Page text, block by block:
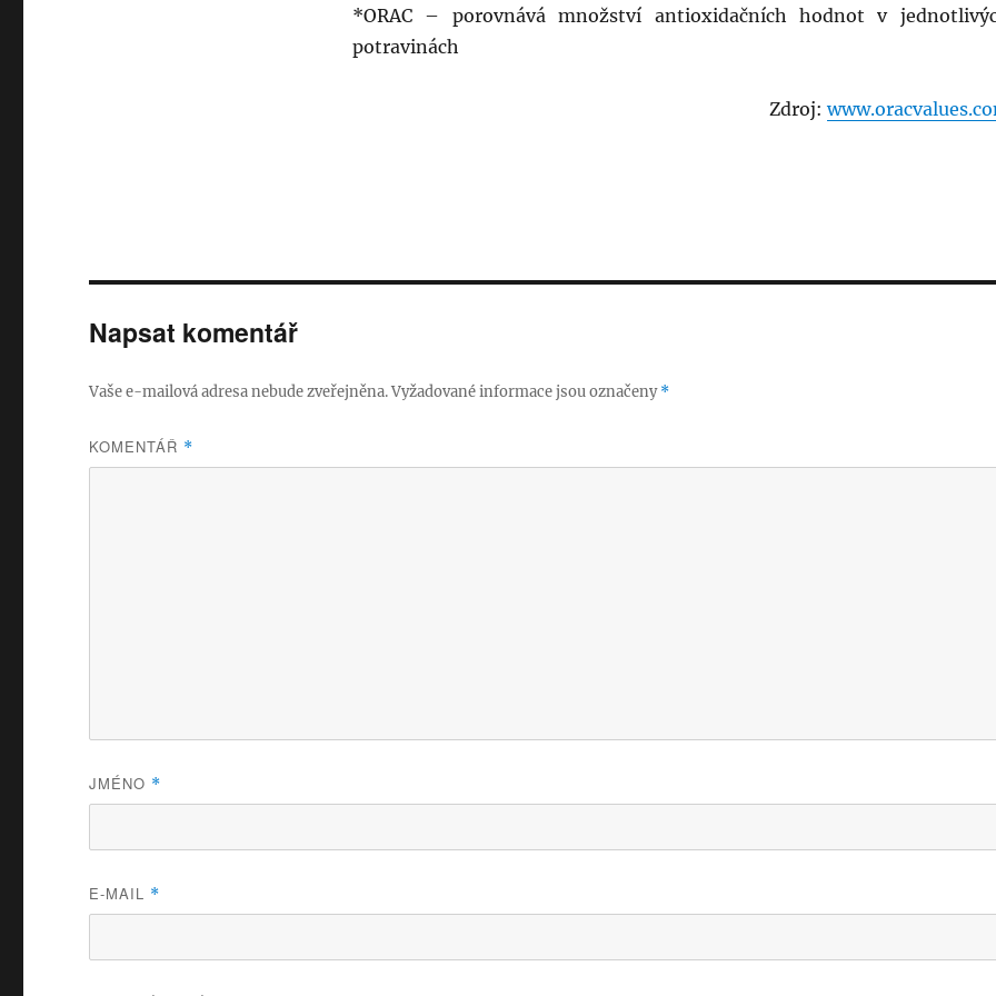
*ORAC – porovnává množství antioxidačních hodnot v
potravinách
Zdroj:
Napsat komentář
Vaše e-mailová adresa nebude zveřejněna.Vyžadované informace jsou označeny*
KOMENTÁŘ *
JMÉNO *
E-MAIL *